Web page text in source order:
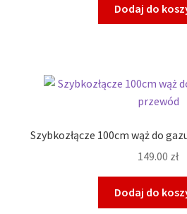
Dodaj do
Szybkozłącze 100cm wąż do
149.00 zł
Dodaj do